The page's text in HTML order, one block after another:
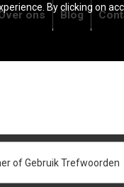
By clicking on
ons Blog